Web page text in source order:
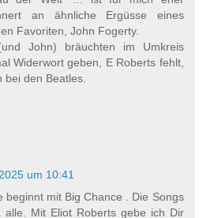
an ähnliche Ergüsse eines
Favoriten, John Fogerty.
John) bräuchten im Umkreis
Widerwort geben, E Roberts fehlt,
bei den Beatles.
um 10:41
beginnt mit Big Chance . Die Songs
alle. Mit Eliot Roberts gebe ich Dir